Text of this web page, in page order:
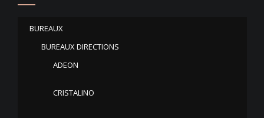
BUREAUX
BUREAUX DIRECTIONS
ADEON
CRISTALINO